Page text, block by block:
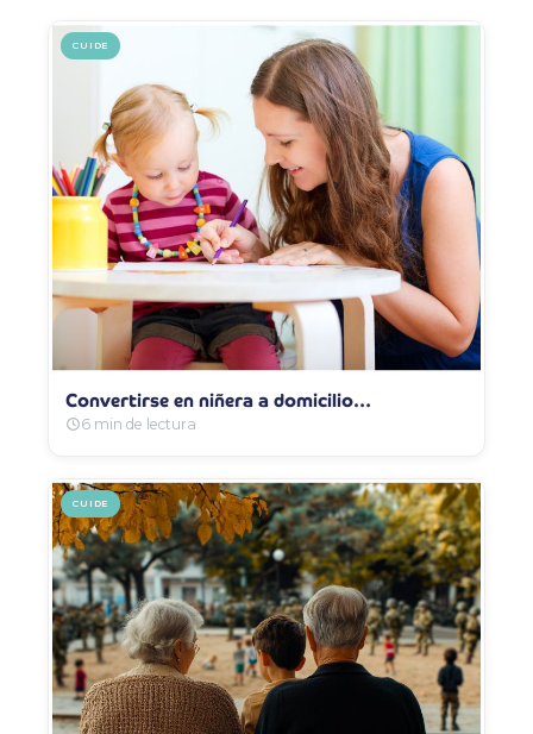
CUIDE
Convertirse en niñera a domicilio…
6 min de lectura
CUIDE